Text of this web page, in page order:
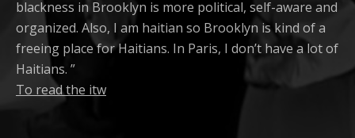
blackness in Brooklyn is more political, self-aware and
organized. Also, I am haitian so Brooklyn is kind of a
freeing place for Haitians. In Paris, I don’t have a lot of
Haitians. ”
To read the itw